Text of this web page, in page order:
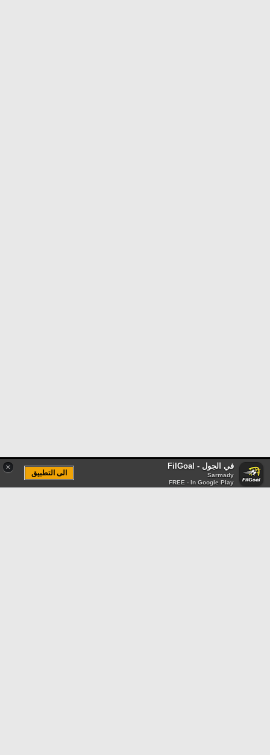
× في الجول - FilGoal
Sarmady
FREE - In Google Play
الى التطبيق